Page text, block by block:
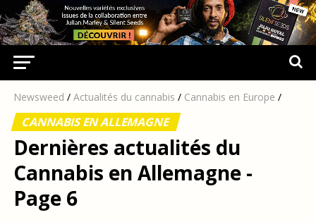
Newsweed / Actualités du cannabis / Cannabis en Europe /
CANNABIS EN ALLEMAGNE
Dernières actualités du
Cannabis en Allemagne -
Page 6